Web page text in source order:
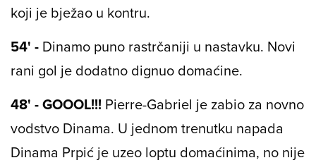
koji je bježao u kontru.
54' - Dinamo puno rastrčaniji u nastavku. Novi
rani gol je dodatno dignuo domaćine.
48' - GOOOL!!! Pierre-Gabriel je zabio za novno
vodstvo Dinama. U jednom trenutku napada
Dinama Prpić je uzeo loptu domaćinima, no nije